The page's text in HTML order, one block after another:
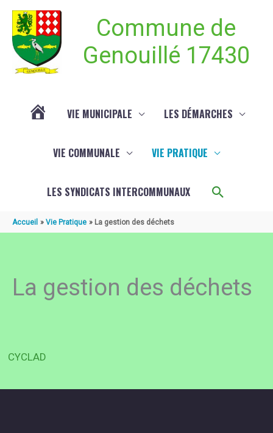
Commune de
Genouillé 17430
VIE MUNICIPALE LES DÉMARCHES
VIE COMMUNALE VIE PRATIQUE
LES SYNDICATS INTERCOMMUNAUX
Accueil Vie Pratique La gestion des déchets
La gestion des déchets
CYCLAD